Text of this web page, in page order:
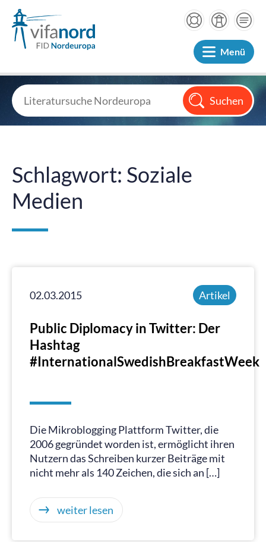
Menü
Schlagwort: Soziale
Medien
02.03.2015 Artikel
Public Diplomacy in Twitter: Der
Hashtag
#InternationalSwedishBreakfastWeek
Die Mikroblogging Plattform Twitter, die
2006 gegründet worden ist, ermöglicht ihren
Nutzern das Schreiben kurzer Beiträge mit
nicht mehr als 140 Zeichen, die sich an […]
weiter lesen